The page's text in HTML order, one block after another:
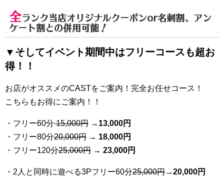
全ランク当店オリジナルクーポンor名刺割、アン
ケート割との併用可能！
▼そしてイベント期間中はフリーコースも超お
得！！
お店がオススメのCASTをご案内！完全お任せコース！
こちらもお得にご案内！！
・フリー60分15,000円 → 13,000円
・フリー80分20,000円 → 18,000円
・フリー120分25,000円 → 23,000円
・2人と同時に遊べる3Pフリー60分25,000円→20,000円